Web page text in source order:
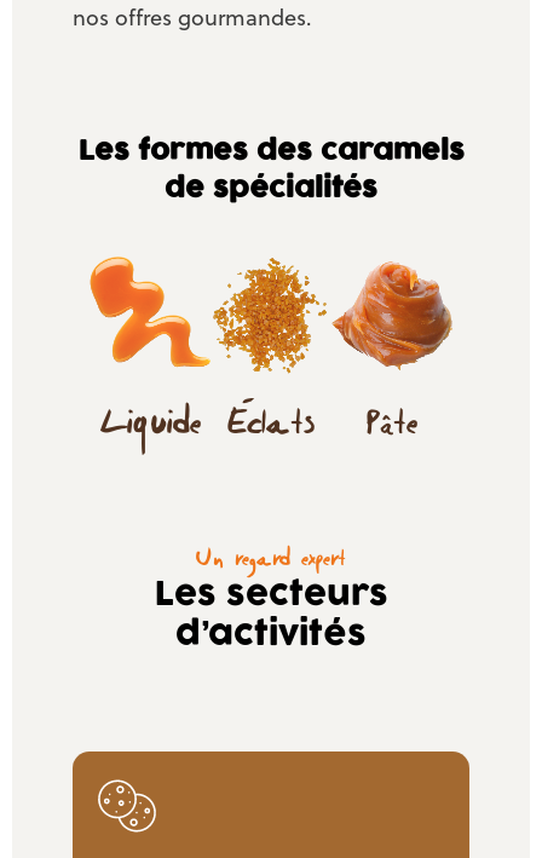
nos offres gourmandes.
Les formes des caramels
de spécialités
Liquide Éclats Pâte
Un regard expert
Les secteurs
d’activités